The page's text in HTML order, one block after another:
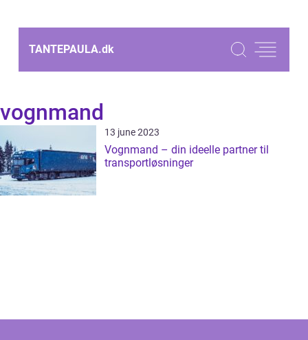
TANTEPAULA.dk
vognmand
13 june 2023
Vognmand – din ideelle partner til
transportløsninger